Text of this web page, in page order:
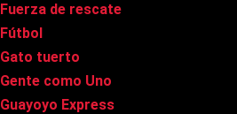
Fuerza de rescate
Fútbol
Gato tuerto
Gente como Uno
Guayoyo Express